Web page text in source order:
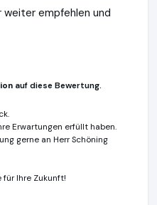
weiter empfehlen und
auf diese Bewertung.
Erwartungen erfüllt haben.
gerne an Herr Schöning
Ihre Zukunft!